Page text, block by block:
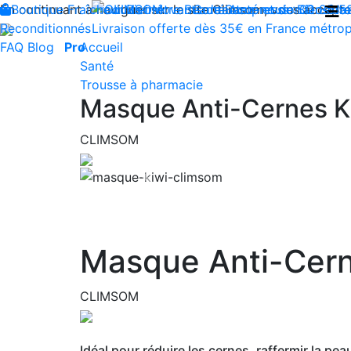
En continuant à naviguer sur le site Climsom, vous
Produits innovants de Santé et de Bien-
Livraison offerte dès 35€ en France
Contactez-nous : 02 85
Boutique Fraîcheur Bien-être Beauté Acupression Dos
Reconditionnés
FAQ Blog ProAccueil
Santé
Trousse à pharmacie
Masque Anti-Cernes
CLIMSOM
Previous
Masque Anti-
CLIMSOM